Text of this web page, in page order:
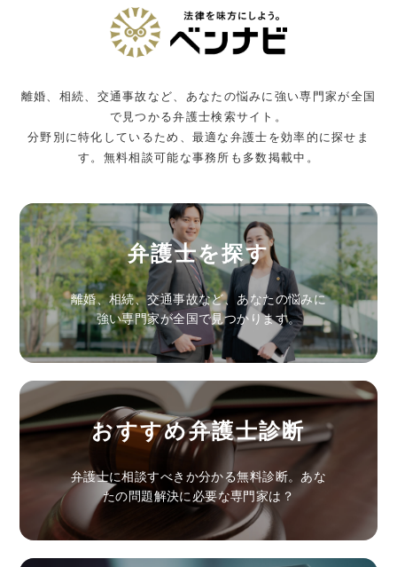
離婚、相続、交通事故など、あなたの悩みに強い専門家が全国
で見つかる弁護士検索サイト。
分野別に特化しているため、最適な弁護士を効率的に探せま
す。無料相談可能な事務所も多数掲載中。
弁護士を探す
離婚、相続、交通事故など、あなたの悩みに
強い専門家が全国で見つかります。
おすすめ弁護士診断
弁護士に相談すべきか分かる無料診断。あな
たの問題解決に必要な専門家は？